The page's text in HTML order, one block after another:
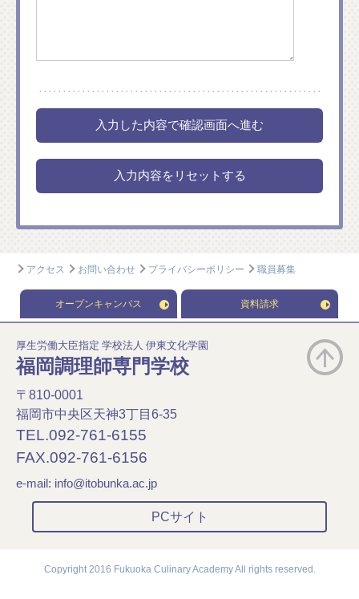
アクセス お問い合わせ プライバシーポリシー 職員募集
オープンキャンパス 資料請求
厚生労働大臣指定 学校法人 伊東文化学園
福岡調理師専門学校
〒810-0001
福岡市中央区天神3丁目6-35
TEL.092-761-6155
FAX.092-761-6156
e-mail: info@itobunka.ac.jp
PCサイト
Copyright 2016 Fukuoka Culinary Academy All rights reserved.